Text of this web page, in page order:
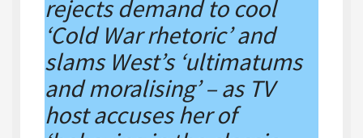
rejects demand to cool
‘Cold War rhetoric’ and
slams West’s ‘ultimatums
and moralising’ – as TV
host accuses her of